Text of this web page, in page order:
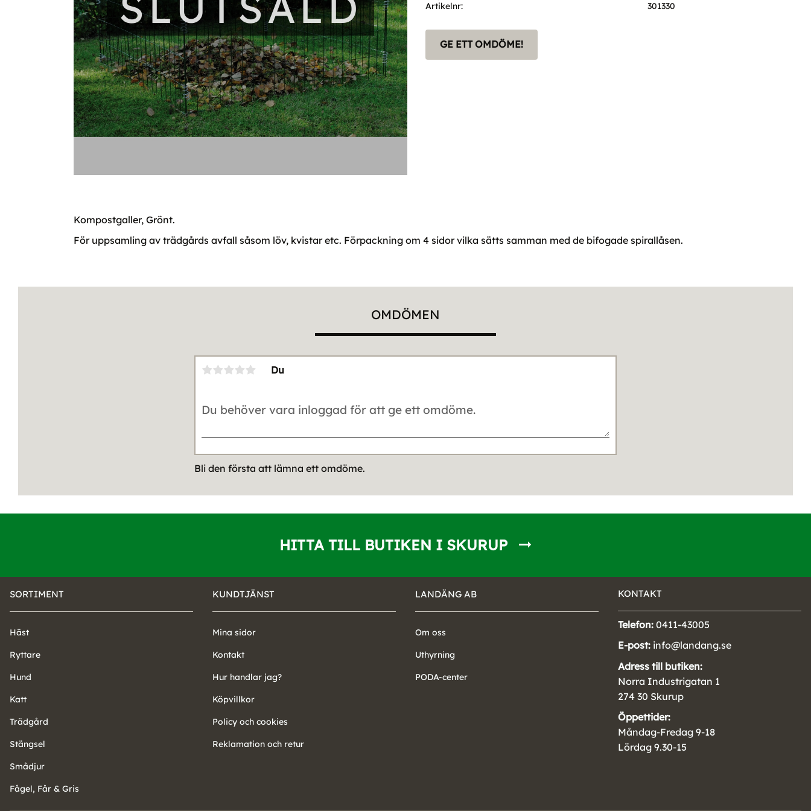
Artikelnr
301330
GE ETT OMDÖME!
Kompostgaller, Grönt.
För uppsamling av trädgårds avfall såsom löv, kvistar etc. Förpackning om 4 sidor vilka sätts samman med de bifogade spirallåsen.
OMDÖMEN
Du
Bli den första att lämna ett omdöme.
HITTA TILL BUTIKEN I SKURUP
SORTIMENT
Häst
Ryttare
Hund
Katt
Trädgård
Stängsel
Smådjur
Fågel, Får & Gris
KUNDTJÄNST
Mina sidor
Kontakt
Hur handlar jag?
Köpvillkor
Policy och cookies
Reklamation och retur
LANDÄNG AB
Om oss
Uthyrning
PODA-center
KONTAKT
Telefon: 0411-43005
E-post: info@landang.se
Adress till butiken:
Norra Industrigatan 1
274 30 Skurup
Öppettider:
Måndag-Fredag 9-18
Lördag 9.30-15